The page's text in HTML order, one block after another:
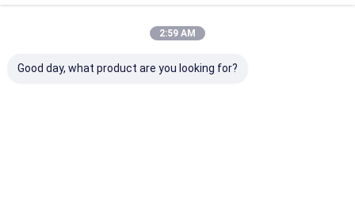
2:59 AM
Good day, what product are you looking for?